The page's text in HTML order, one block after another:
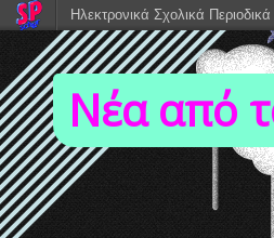
Νέα από
Ηλεκτρονικά Σχολικά